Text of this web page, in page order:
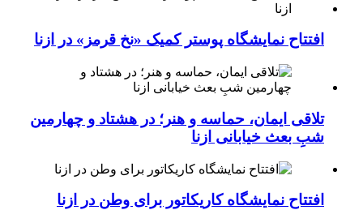
افتتاح نمایشگاه پوستر کمیک «نخ قرمز» در ازنا
تلاقی ایمان، حماسه و هنر؛ در هشتاد و چهارمین
شبِ بعث خیابانی ازنا
افتتاح نمایشگاه کاریکاتور برای وطن در ازنا